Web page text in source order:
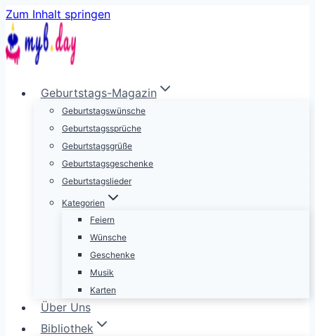
Zum Inhalt springen
Geburtstags-Magazin
Geburtstagswünsche
Geburtstagssprüche
Geburtstagsgrüße
Geburtstagsgeschenke
Geburtstagslieder
Kategorien
Feiern
Wünsche
Geschenke
Musik
Karten
Über Uns
Bibliothek